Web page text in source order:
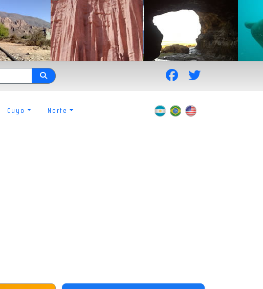
Cuyo Norte